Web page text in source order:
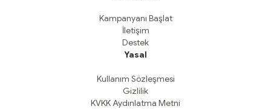
Kampanyanı Başlat
İletişim
Destek
Yasal
Kullanım Sözleşmesi
Gizlilik
KVKK Aydınlatma Metni